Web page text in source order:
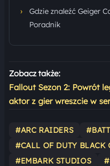
›
Gdzie znaleźć Geiger
Poradnik
Zobacz także:
Fallout Sezon 2: Powrót
aktor z gier wreszcie w
#ARC RAIDERS
#CALL OF DUTY BLACK
#EMBARK STUDIOS